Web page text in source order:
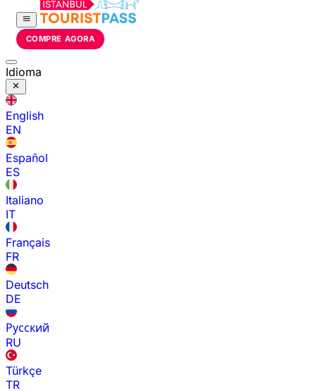
COMPRE AGORA
Idioma
English
EN
Español
ES
Italiano
IT
Français
FR
Deutsch
DE
Русский
RU
Türkçe
TR